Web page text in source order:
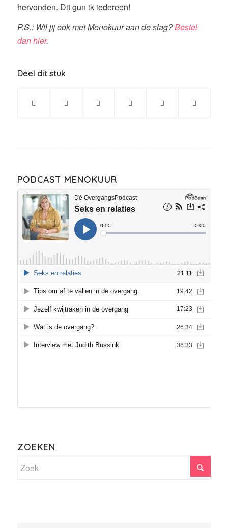
hervonden. Dit gun ik iedereen!
P.S.: Wil jij ook met Menokuur aan de slag?Bestel
dan hier.
Deel dit stuk
PODCAST MENOKUUR
ZOEKEN